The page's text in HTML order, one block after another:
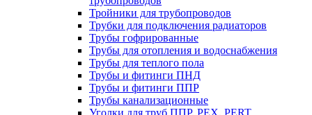
Тройники для трубопроводов
Трубки для подключения радиаторов
Трубы гофрированные
Трубы для отопления и водоснабжения
Трубы для теплого пола
Трубы и фитинги ПНД
Трубы и фитинги ППР
Трубы канализационные
Уголки для труб ППР, PEX, PERT